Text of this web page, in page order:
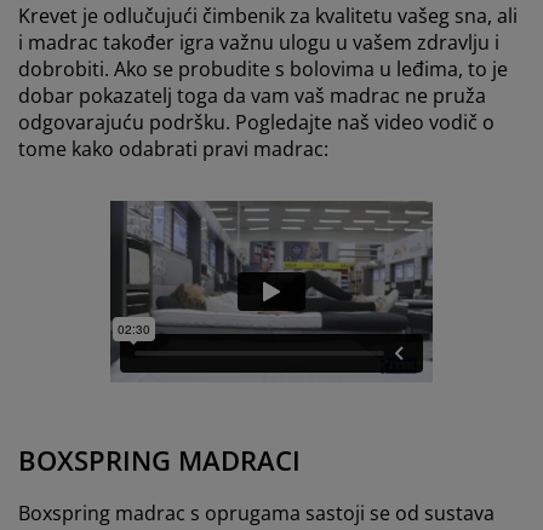
Krevet je odlučujući čimbenik za kvalitetu vašeg sna, ali
i madrac također igra važnu ulogu u vašem zdravlju i
dobrobiti. Ako se probudite s bolovima u leđima, to je
dobar pokazatelj toga da vam vaš madrac ne pruža
odgovarajuću podršku. Pogledajte naš video vodič o
tome kako odabrati pravi madrac:
BOXSPRING MADRACI
Boxspring madrac s oprugama sastoji se od sustava